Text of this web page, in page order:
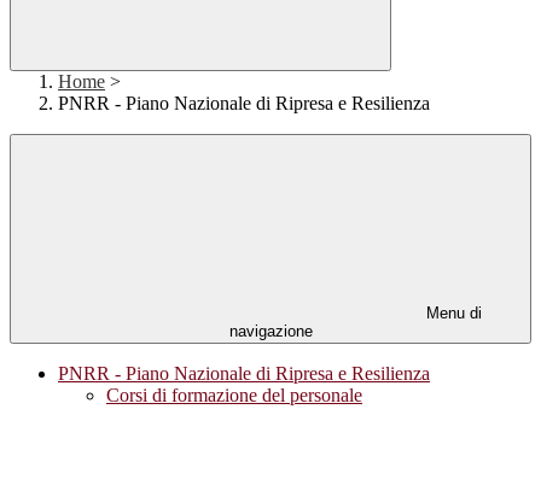
Home >
PNRR - Piano Nazionale di Ripresa e Resilienza
Menu di
navigazione
PNRR - Piano Nazionale di Ripresa e Resilienza
Corsi di formazione del personale